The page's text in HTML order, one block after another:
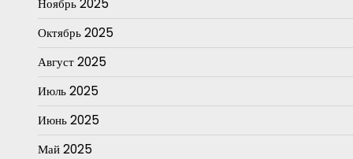
Ноябрь 2025
Октябрь 2025
Август 2025
Июль 2025
Июнь 2025
Май 2025